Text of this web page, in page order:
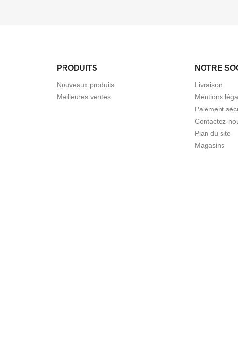
PRODUITS
Nouveaux produits
Meilleures ventes
NOTRE
Livraison
Mentions
Paiement
Contactez-
Plan du site
Magasins